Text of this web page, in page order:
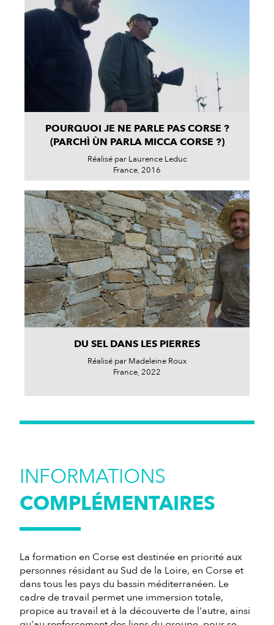
POURQUOI JE NE PARLE PAS CORSE ?
(PARCHÌ ÙN PARLA MICCA CORSE ?)
Réalisé par Laurence Leduc
France, 2016
DU SEL DANS LES PIERRES
Réalisé par Madeleine Roux
France, 2022
INFORMATIONS
COMPLÉMENTAIRES
La formation en Corse est destinée en priorité aux
personnes résidant au Sud de la Loire, en Corse et
dans tous les pays du bassin méditerranéen. Le
cadre de travail permet une immersion totale,
propice au travail et à la découverte de l'autre, ainsi